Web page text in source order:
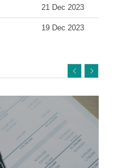
21 Dec 2023
19 Dec 2023